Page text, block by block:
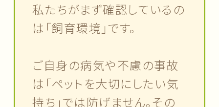
私たちがまず確認しているの
は「飼育環境」です。
ご自身の病気や不慮の事故
は「ペットを大切にしたい気
持ち」では防げません。その